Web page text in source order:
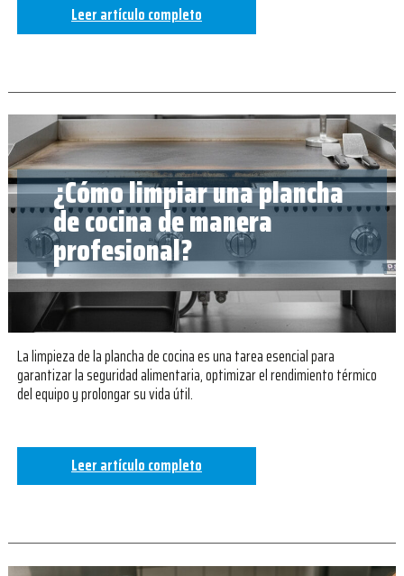
Leer artículo completo
¿Cómo limpiar una plancha
de cocina de manera
profesional?
La limpieza de la plancha de cocina es una tarea esencial para
garantizar la seguridad alimentaria, optimizar el rendimiento térmico
del equipo y prolongar su vida útil.
Leer artículo completo